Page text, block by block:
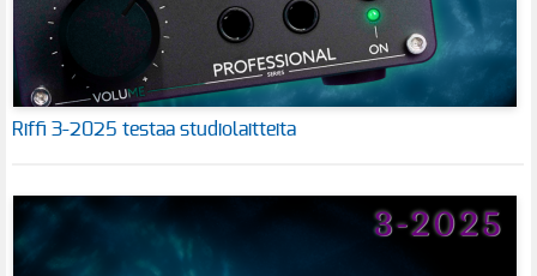
Riffi 3-2025 testaa studiolaitteita